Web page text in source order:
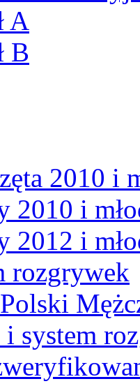
A
B
2010 i
2010 i
2012 i
rozgrywek
i system